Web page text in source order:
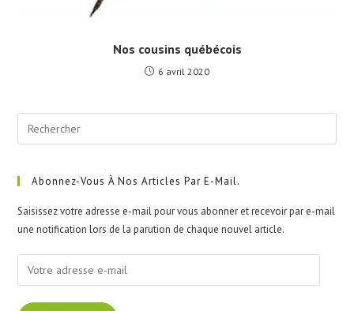
Nos cousins québécois
6 avril 2020
Abonnez-Vous À Nos Articles Par E-Mail.
Saisissez votre adresse e-mail pour vous abonner et recevoir par e-mail
une notification lors de la parution de chaque nouvel article.
Votre
adresse
e-